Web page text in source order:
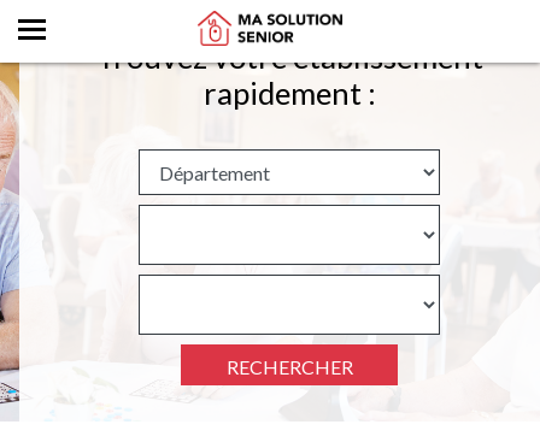
Trouvez votre établissement
rapidement :
RECHERCHER